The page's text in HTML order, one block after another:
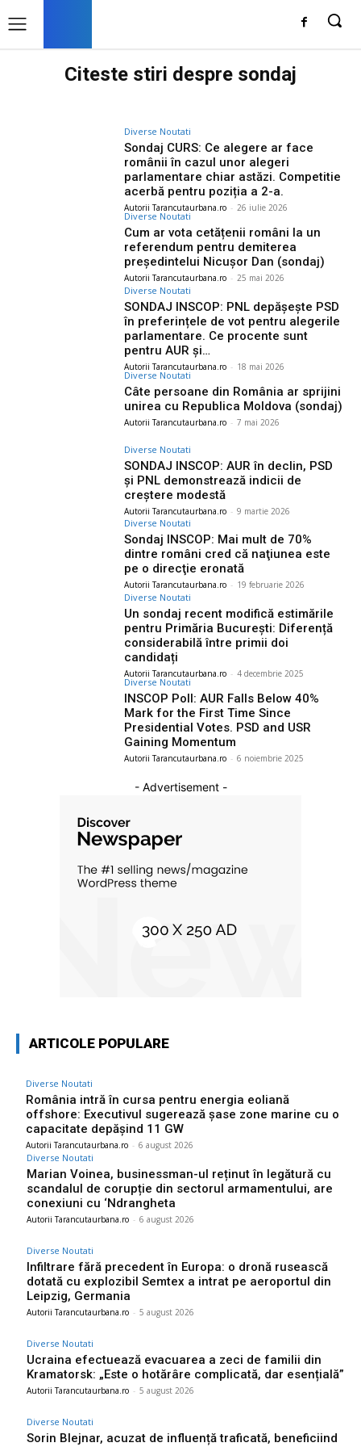
Citeste stiri despre sondaj
Diverse Noutati
Sondaj CURS: Ce alegere ar face
românii în cazul unor alegeri
parlamentare chiar astăzi. Competitie
acerbă pentru poziția a 2-a.
Autorii Tarancutaurbana.ro - 26 iulie 2026
Diverse Noutati
Cum ar vota cetățenii români la un
referendum pentru demiterea
președintelui Nicușor Dan (sondaj)
Autorii Tarancutaurbana.ro - 25 mai 2026
Diverse Noutati
SONDAJ INSCOP: PNL depășește PSD
în preferințele de vot pentru alegerile
parlamentare. Ce procente sunt
pentru AUR și…
Autorii Tarancutaurbana.ro - 18 mai 2026
Diverse Noutati
Câte persoane din România ar sprijini
unirea cu Republica Moldova (sondaj)
Autorii Tarancutaurbana.ro - 7 mai 2026
Diverse Noutati
SONDAJ INSCOP: AUR în declin, PSD
și PNL demonstrează indicii de
creștere modestă
Autorii Tarancutaurbana.ro - 9 martie 2026
Diverse Noutati
Sondaj INSCOP: Mai mult de 70%
dintre români cred că naţiunea este
pe o direcţie eronată
Autorii Tarancutaurbana.ro - 19 februarie 2026
Diverse Noutati
Un sondaj recent modifică estimările
pentru Primăria București: Diferență
considerabilă între primii doi
candidați
Autorii Tarancutaurbana.ro - 4 decembrie 2025
Diverse Noutati
INSCOP Poll: AUR Falls Below 40%
Mark for the First Time Since
Presidential Votes. PSD and USR
Gaining Momentum
Autorii Tarancutaurbana.ro - 6 noiembrie 2025
- Advertisement -
ARTICOLE POPULARE
Diverse Noutati
România intră în cursa pentru energia eoliană
offshore: Executivul sugerează șase zone marine cu o
capacitate depășind 11 GW
Autorii Tarancutaurbana.ro - 6 august 2026
Diverse Noutati
Marian Voinea, businessman-ul reținut în legătură cu
scandalul de corupție din sectorul armamentului, are
conexiuni cu ‘Ndrangheta
Autorii Tarancutaurbana.ro - 6 august 2026
Diverse Noutati
Infiltrare fără precedent în Europa: o dronă rusească
dotată cu explozibil Semtex a intrat pe aeroportul din
Leipzig, Germania
Autorii Tarancutaurbana.ro - 5 august 2026
Diverse Noutati
Ucraina efectuează evacuarea a zeci de familii din
Kramatorsk: „Este o hotărâre complicată, dar esențială”
Autorii Tarancutaurbana.ro - 5 august 2026
Diverse Noutati
Sorin Blejnar, acuzat de influență traficată, beneficiind